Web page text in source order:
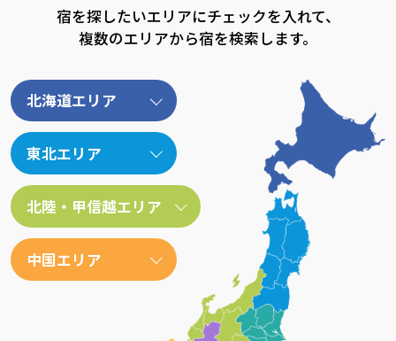
宿を探したいエリアにチェックを入れて、
複数のエリアから宿を検索します。
北海道エリア
東北エリア
北陸・甲信越エリア
中国エリア